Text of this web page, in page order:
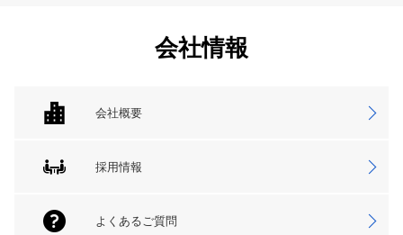
会社情報
会社概要
採用情報
よくあるご質問